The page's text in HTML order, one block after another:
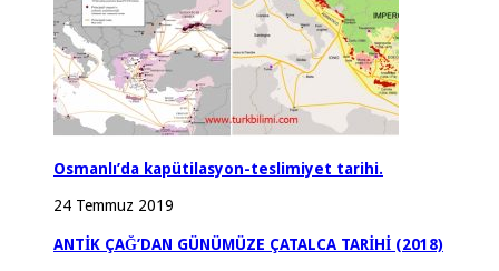
Osmanlı’da kapütilasyon-teslimiyet tarihi.
24 Temmuz 2019
ANTİK ÇAĞ’DAN GÜNÜMÜZE ÇATALCA TARİHİ (2018)